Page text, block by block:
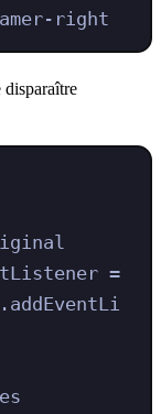
right
disparaître
=